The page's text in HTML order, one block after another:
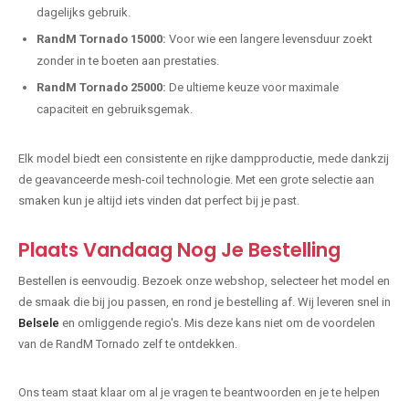
dagelijks gebruik.
RandM Tornado 15000: Voor wie een langere levensduur zoekt
zonder in te boeten aan prestaties.
RandM Tornado 25000: De ultieme keuze voor maximale
capaciteit en gebruiksgemak.
Elk model biedt een consistente en rijke dampproductie, mede dankzij
de geavanceerde mesh-coil technologie. Met een grote selectie aan
smaken kun je altijd iets vinden dat perfect bij je past.
Plaats Vandaag Nog Je Bestelling
Bestellen is eenvoudig. Bezoek onze webshop, selecteer het model en
de smaak die bij jou passen, en rond je bestelling af. Wij leveren snel in
Belsele en omliggende regio's. Mis deze kans niet om de voordelen
van de RandM Tornado zelf te ontdekken.
Ons team staat klaar om al je vragen te beantwoorden en je te helpen